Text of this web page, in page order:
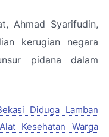
Ahmad Syarifudin,
kerugian negara
pidana dalam
Diduga Lamban
Kesehatan Warga